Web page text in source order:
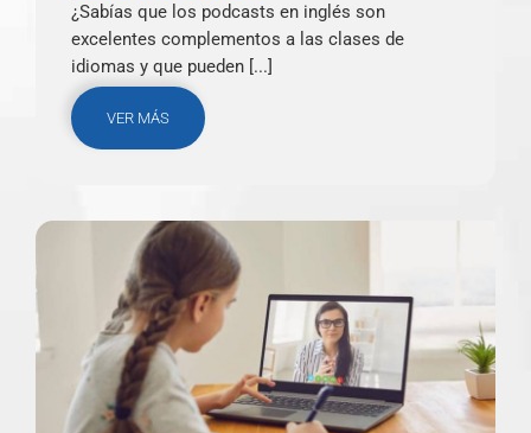
¿Sabías que los podcasts en inglés son
excelentes complementos a las clases de
idiomas y que pueden [...]
VER MÁS